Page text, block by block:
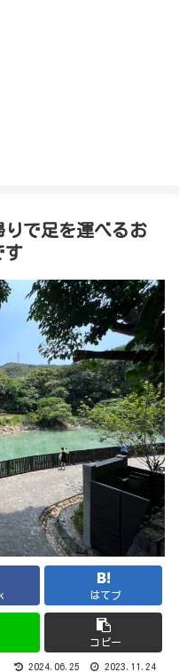
で足を運べるお
す
はてブ
コピー
2024.06.25 2023.11.24